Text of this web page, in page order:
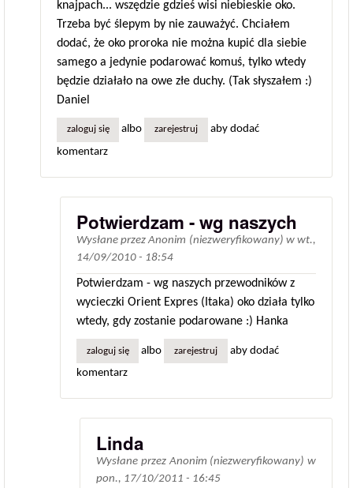
knajpach... wszędzie gdzieś wisi niebieskie oko.
Trzeba być ślepym by nie zauważyć. Chciałem
dodać, że oko proroka nie można kupić dla siebie
samego a jedynie podarować komuś, tylko wtedy
będzie działało na owe złe duchy. (Tak słyszałem :)
Daniel
zaloguj się albo zarejestruj
aby dodać
komentarz
Potwierdzam - wg naszych
Wysłane przezAnonim (niezweryfikowany) wwt.,
14/09/2010 - 18:54
Potwierdzam - wg naszych przewodników z
wycieczki Orient Expres (Itaka) oko działa tylko
wtedy, gdy zostanie podarowane :) Hanka
zaloguj się albo zarejestruj
aby dodać
komentarz
Linda
Wysłane przezAnonim (niezweryfikowany) w
pon., 17/10/2011 - 16:45